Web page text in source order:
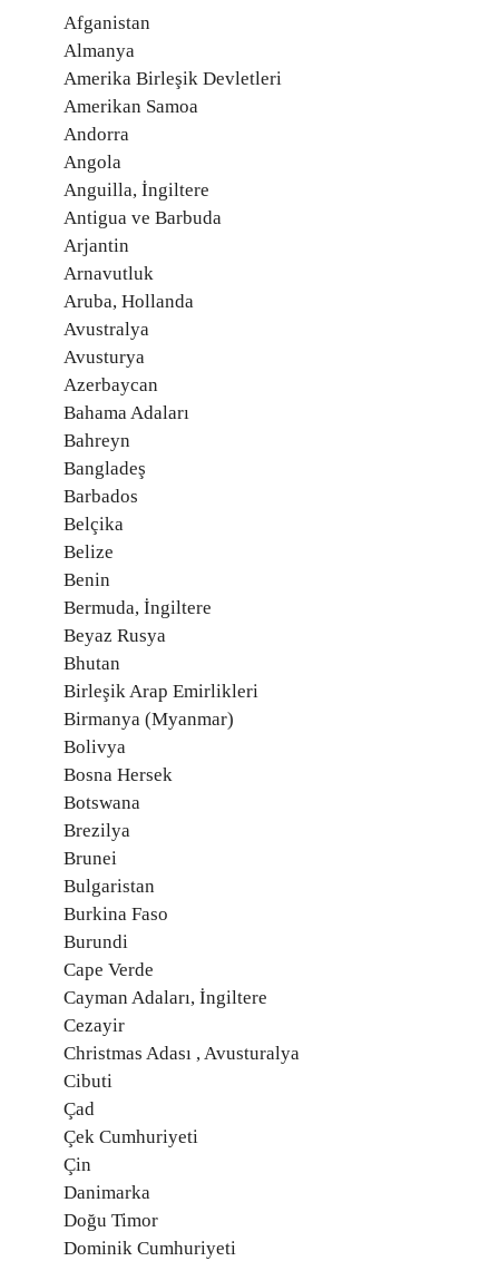
Afganistan
Almanya
Amerika Birleşik Devletleri
Amerikan Samoa
Andorra
Angola
Anguilla, İngiltere
Antigua ve Barbuda
Arjantin
Arnavutluk
Aruba, Hollanda
Avustralya
Avusturya
Azerbaycan
Bahama Adaları
Bahreyn
Bangladeş
Barbados
Belçika
Belize
Benin
Bermuda, İngiltere
Beyaz Rusya
Bhutan
Birleşik Arap Emirlikleri
Birmanya (Myanmar)
Bolivya
Bosna Hersek
Botswana
Brezilya
Brunei
Bulgaristan
Burkina Faso
Burundi
Cape Verde
Cayman Adaları, İngiltere
Cezayir
Christmas Adası , Avusturalya
Cibuti
Çad
Çek Cumhuriyeti
Çin
Danimarka
Doğu Timor
Dominik Cumhuriyeti